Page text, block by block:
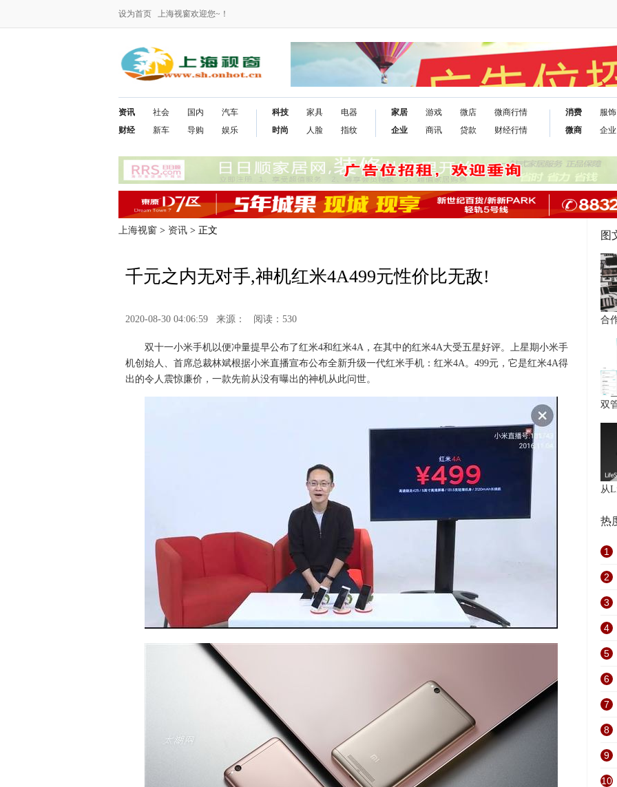
设为首页 上海视窗欢迎您~！
资讯
财经
社会
新车
国内
导购
汽车
娱乐
科技
时尚
家具
人脸
电器
指纹
家居
企业
游戏
商讯
微店
贷款
微商行情
财经行情
消费
微商
服饰
企业
上海视窗 > 资讯 > 正文
千元之内无对手,神机红米4A499元性价比无敌!
2020-08-30 04:06:59 来源： 阅读：530
双十一小米手机以便冲量提早公布了红米4和红米4A，在其中的红米4A大受五星好评。上星期小米手
机创始人、首席总裁林斌根据小米直播宣布公布全新升级一代红米手机：红米4A。499元，它是红米4A得
出的令人震惊廉价，一款先前从没有曝出的神机从此问世。
图
合
双
从
热
1
2
3
4
5
6
7
8
9
10